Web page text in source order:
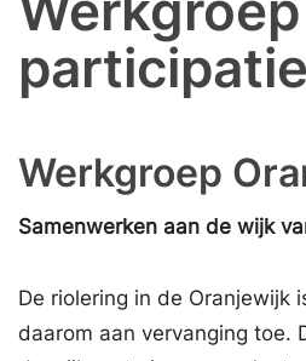
participatie
Werkgroep
Samenwerken aan de wijk
De riolering in de Oranjewijk
daarom aan vervanging toe.